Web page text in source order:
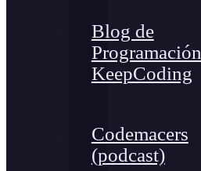
Blog de
Programación
KeepCoding
Codemacers
(podcast)